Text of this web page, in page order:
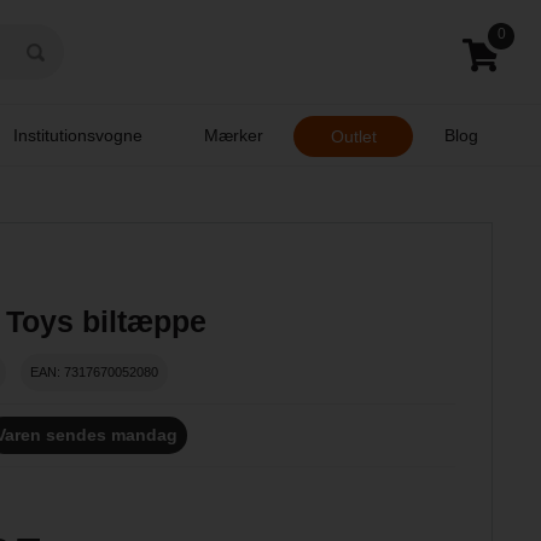
0
Institutionsvogne Mærker Outlet Blog
biltæppe
EAN: 7317670052080
sendes mandag